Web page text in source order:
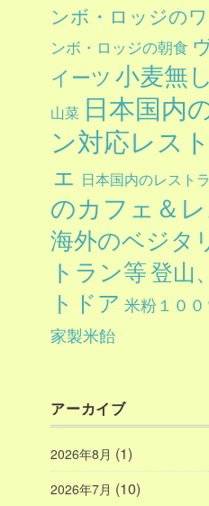
ンボ・ロッジの
ンボ・ロッジの朝食
イーツ 小麦無
山菜 日本国内
ン対応レス
ェ 日本国内のレスト
のカフェ＆
海外のベジタ
トラン等登山
トドア 米粉１０
家製米飴
アーカイブ
2026年8月 (1)
2026年7月 (10)